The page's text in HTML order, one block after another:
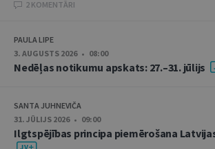
2 KOMENTĀRI
PAULA LIPE
3. AUGUSTS 2026 • 08:00
Nedēļas notikumu apskats: 27.–31. jūlijs
SANTA JUHNEVIČA
31. JŪLIJS 2026 • 09:00
Ilgtspējības principa piemērošana